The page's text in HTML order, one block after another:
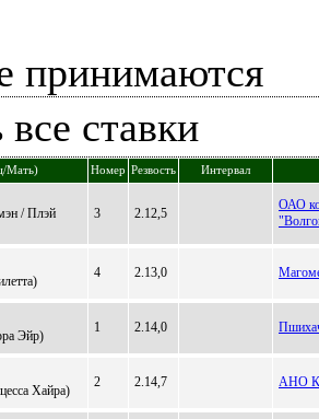
принимаются
все ставки
Мать) Номер Резвость Интервал
/ Плэй
3 2.12,5
ОАО
4 2.13,0
Эйр)
1 2.14,0
Хaйрa)
2 2.14,7 АНО